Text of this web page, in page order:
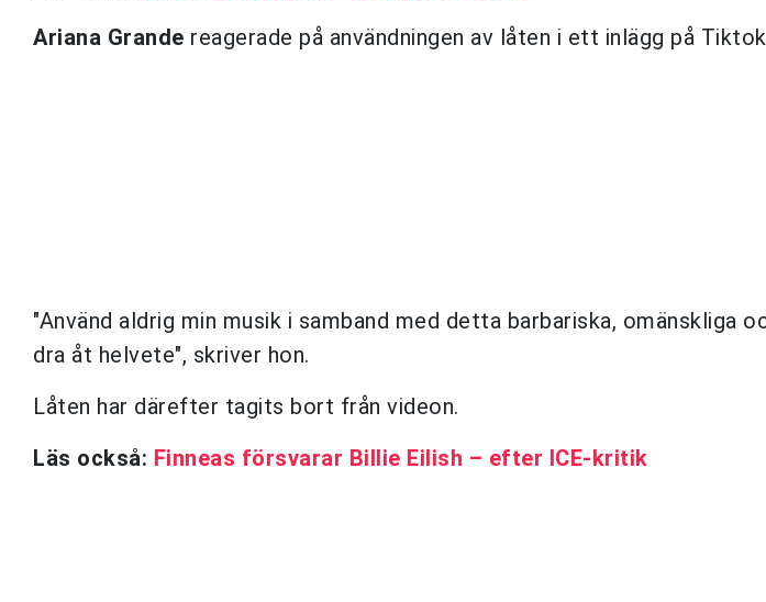
Ariana Grande reagerade på användningen av låten i ett inlägg på
"Använd aldrig min musik i samband med detta barbariska, omänskliga
dra åt helvete", skriver hon.
Låten har därefter tagits bort från videon.
Läs också: Finneas försvarar Billie Eilish – efter ICE-kritik